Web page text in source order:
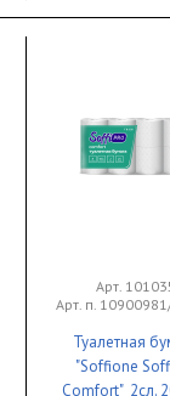
Арт.
Арт. п.
Туалетная
"Soffione
Comfort" 2сл.